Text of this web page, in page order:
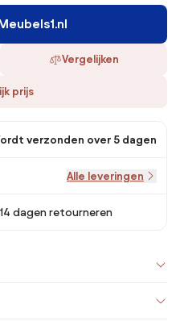
Vergelijken
prijs
verzonden over 5 dagen
Alle leveringen
dagen retourneren